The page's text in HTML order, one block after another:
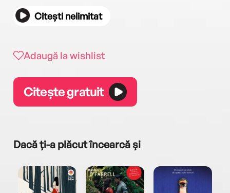
Citești nelimitat
Adaugă la wishlist
Citește gratuit
Dacă ți-a plăcut încearcă și